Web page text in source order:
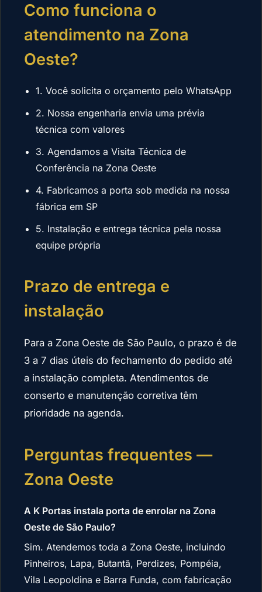
Como funciona o
atendimento na Zona
Oeste?
1. Você solicita o orçamento pelo WhatsApp
2. Nossa engenharia envia uma prévia
técnica com valores
3. Agendamos a Visita Técnica de
Conferência na Zona Oeste
4. Fabricamos a porta sob medida na nossa
fábrica em SP
5. Instalação e entrega técnica pela nossa
equipe própria
Prazo de entrega e
instalação
Para a Zona Oeste de São Paulo, o prazo é de
3 a 7 dias úteis do fechamento do pedido até
a instalação completa. Atendimentos de
conserto e manutenção corretiva têm
prioridade na agenda.
Perguntas frequentes —
Zona Oeste
A K Portas instala porta de enrolar na Zona
Oeste de São Paulo?
Sim. Atendemos toda a Zona Oeste, incluindo
Pinheiros, Lapa, Butantã, Perdizes, Pompéia,
Vila Leopoldina e Barra Funda, com fabricação